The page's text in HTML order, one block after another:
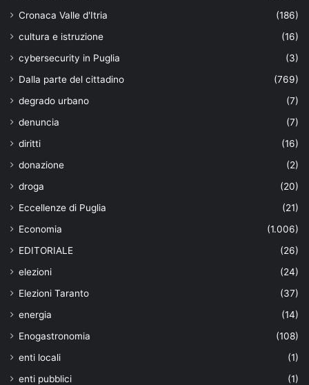
Cronaca Valle d'Itria
(186)
cultura e istruzione
(16)
cybersecurity in Puglia
(3)
Dalla parte del cittadino
(769)
degrado urbano
(7)
denuncia
(7)
diritti
(16)
donazione
(2)
droga
(20)
Eccellenze di Puglia
(21)
Economia
(1.006)
EDITORIALE
(26)
elezioni
(24)
Elezioni Taranto
(37)
energia
(14)
Enogastronomia
(108)
enti locali
(1)
enti pubblici
(1)